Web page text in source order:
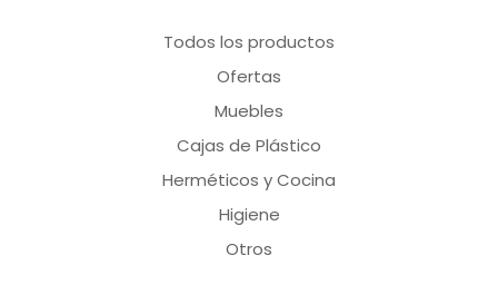
Todos los productos
Ofertas
Muebles
Cajas de Plástico
Herméticos y Cocina
Higiene
Otros